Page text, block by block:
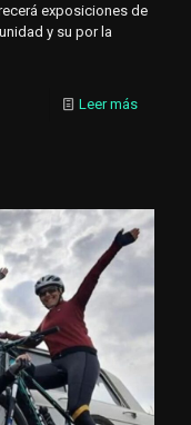
exposiciones de
y su por la
Leer más